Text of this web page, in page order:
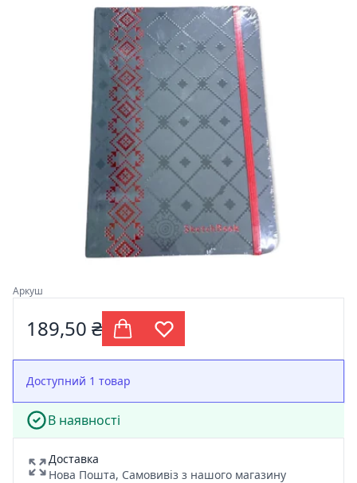
Аркуш
189,50 ₴
Доступний 1 товар
В наявності
Доставка
Нова Пошта, Самовивіз з нашого магазину